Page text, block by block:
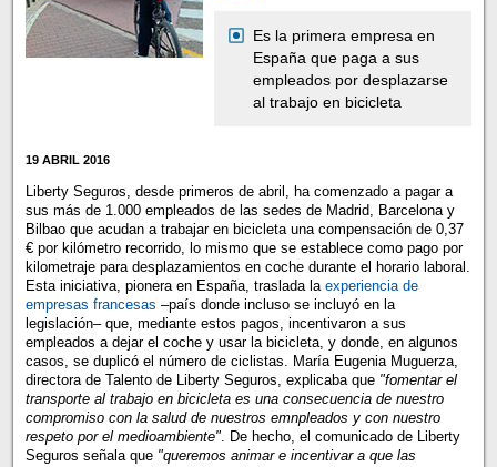
Es la primera empresa en
España que paga a sus
empleados por desplazarse
al trabajo en bicicleta
19 ABRIL 2016
Liberty Seguros, desde primeros de abril, ha comenzado a pagar a
sus más de 1.000 empleados de las sedes de Madrid, Barcelona y
Bilbao que acudan a trabajar en bicicleta una compensación de 0,37
€ por kilómetro recorrido, lo mismo que se establece como pago por
kilometraje para desplazamientos en coche durante el horario laboral.
Esta iniciativa, pionera en España, traslada la experiencia de
empresas francesas –país donde incluso se incluyó en la
legislación– que, mediante estos pagos, incentivaron a sus
empleados a dejar el coche y usar la bicicleta, y donde, en algunos
casos, se duplicó el número de ciclistas. María Eugenia Muguerza,
directora de Talento de Liberty Seguros, explicaba que "fomentar el
transporte al trabajo en bicicleta es una consecuencia de nuestro
compromiso con la salud de nuestros emnpleados y con nuestro
respeto por el medioambiente". De hecho, el comunicado de Liberty
Seguros señala que "queremos animar e incentivar a que las